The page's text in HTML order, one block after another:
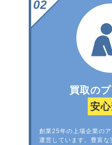
買取の
安
創業25年の上場企業の
運営しています。豊富